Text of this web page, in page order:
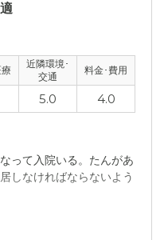
近隣環境･
交通
料金･費用
5.0 4.0
って入院いる。たんがあ
しなければならないよう